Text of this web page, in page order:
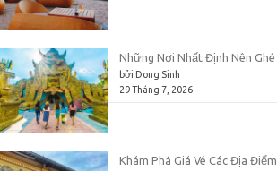
Những Nơi Nhất Định Nên
bởi Dong Sinh
29 Tháng 7, 2026
Khám Phá Giá Vé Các Địa